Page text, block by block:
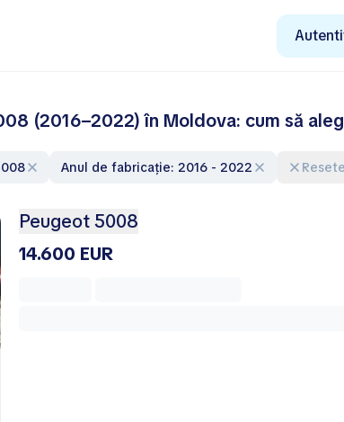
(2016–2022) în Moldova: cum să
Anul de fabricație: 2016 - 2022
Peugeot 5008
14.600 EUR